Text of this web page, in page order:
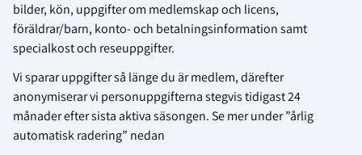
bilder, kön, uppgifter om medlemskap och licens,
föräldrar/barn, konto- och betalningsinformation samt
specialkost och reseuppgifter.
Vi sparar uppgifter så länge du är medlem, därefter
anonymiserar vi personuppgifterna stegvis tidigast 24
månader efter sista aktiva säsongen. Se mer under ”årlig
automatisk radering” nedan